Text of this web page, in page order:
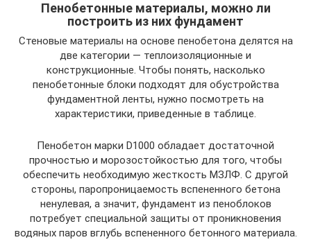
Пенобетонные материалы, можно ли
построить из них фундамент
Стеновые материалы на основе пенобетона делятся на
две категории — теплоизоляционные и
конструкционные. Чтобы понять, насколько
пенобетонные блоки подходят для обустройства
фундаментной ленты, нужно посмотреть на
характеристики, приведенные в таблице.
Пенобетон марки D1000 обладает достаточной
прочностью и морозостойкостью для того, чтобы
обеспечить необходимую жесткость МЗЛФ. С другой
стороны, паропроницаемость вспененного бетона
ненулевая, а значит, фундамент из пеноблоков
потребует специальной защиты от проникновения
водяных паров вглубь вспененного бетонного материала.